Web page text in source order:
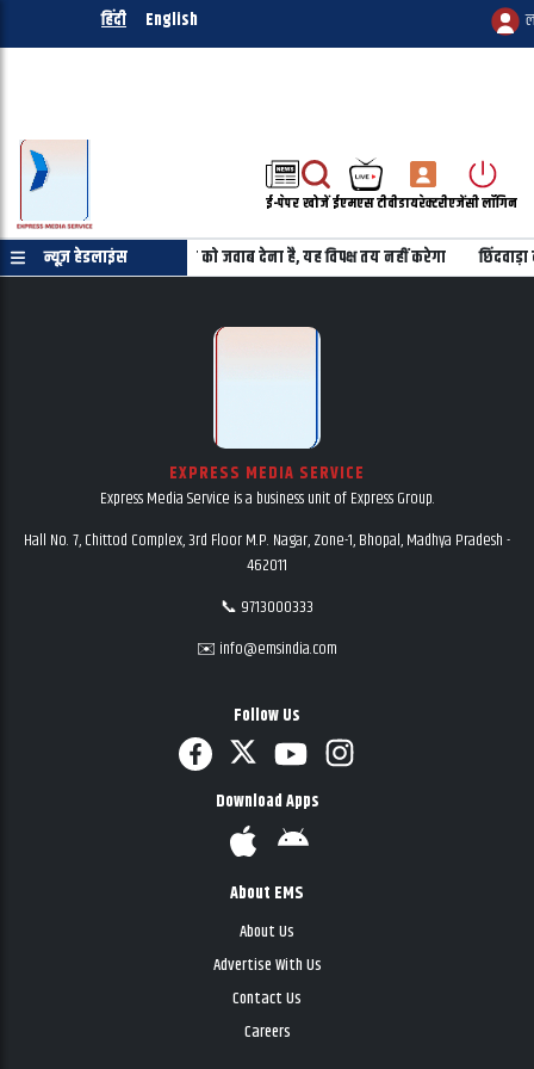
हिंदी English
ई-पेपरखोजेंईएमएस टीवीडायरेक्टरीएजेंसी लॉगिन
न्यूज़ हेडलाइंस
पर किया साझा किस मंत्री को जवाब देना है, यह विपक्ष तय नहीं करेगा
EXPRESS MEDIA SERVICE
Express Media Service is a business unit of Express Group.
Hall No. 7, Chittod Complex, 3rd Floor M.P. Nagar, Zone-1, Bhopal, Madhya Pradesh -
462011
📞 9713000333
✉️ info@emsindia.com
Follow Us
Download Apps
About EMS
About Us
Advertise With Us
Contact Us
Careers